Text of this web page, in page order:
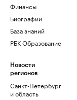
Финансы
Биографии
База знаний
РБК Образование
Новости
регионов
Санкт-Петербург
и область